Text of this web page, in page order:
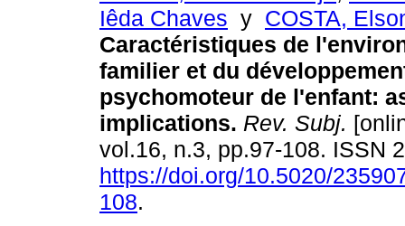
Iêda Chaves y COSTA,
Caractéristiques de
familier et du
psychomoteur de l'enfant:
implications. Rev. Subj.
vol.16, n.3, pp.97-108. ISSN
https://doi.org/10.5020/
108.